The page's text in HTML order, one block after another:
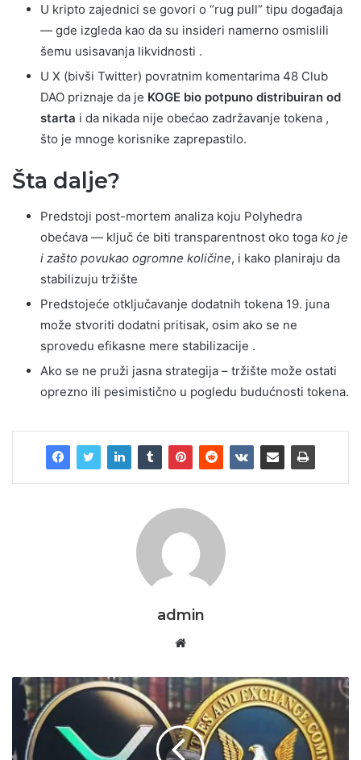
U kripto zajednici se govori o “rug pull” tipu događaja
— gde izgleda kao da su insideri namerno osmislili
šemu usisavanja likvidnosti .
U X (bivši Twitter) povratnim komentarima 48 Club
DAO priznaje da je KOGE bio potpuno distribuiran od
starta i da nikada nije obećao zadržavanje tokena ,
što je mnoge korisnike zaprepastilo.
Šta dalje?
Predstoji post-mortem analiza koju Polyhedra
obećava — ključ će biti transparentnost oko toga ko je
i zašto povukao ogromne količine, i kako planiraju da
stabilizuju tržište
Predstojeće otključavanje dodatnih tokena 19. juna
može stvoriti dodatni pritisak, osim ako se ne
sprovedu efikasne mere stabilizacije .
Ako se ne pruži jasna strategija – tržište može ostati
oprezno ili pesimistično u pogledu budućnosti tokena.
admin
Website